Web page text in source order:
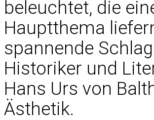
beleuchtet, die
Hauptthema
spannende
Historiker und
Hans Urs von
Ästhetik.